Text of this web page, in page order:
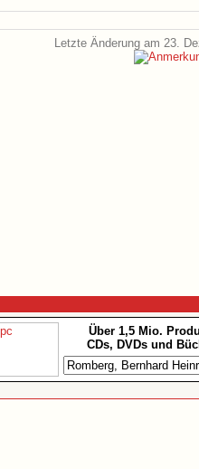
Letzte Änderung am 23.
Über 1,5 Mio.
CDs, DVDs und